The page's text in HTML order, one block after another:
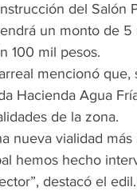
del Salón
un monto de
100 mil pesos.
mencionó
Hacienda Agua
de la zona.
nueva vialidad
hemos hecho
destacó el edil.